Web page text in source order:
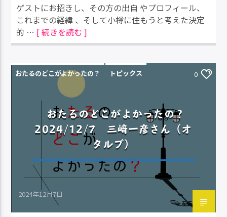
ゲストにお招きし、その方の出自 やプロフィール、
これまでの経緯 、そして小樽に住もうと考えた決定
的 … [ 続きを読む ]
おたるのどこがよかったの？ トピックス 0
おたるのどこがよかったの？
2024/12/7 三﨑一彦さん（オ
タルブ）
2024年12月7日